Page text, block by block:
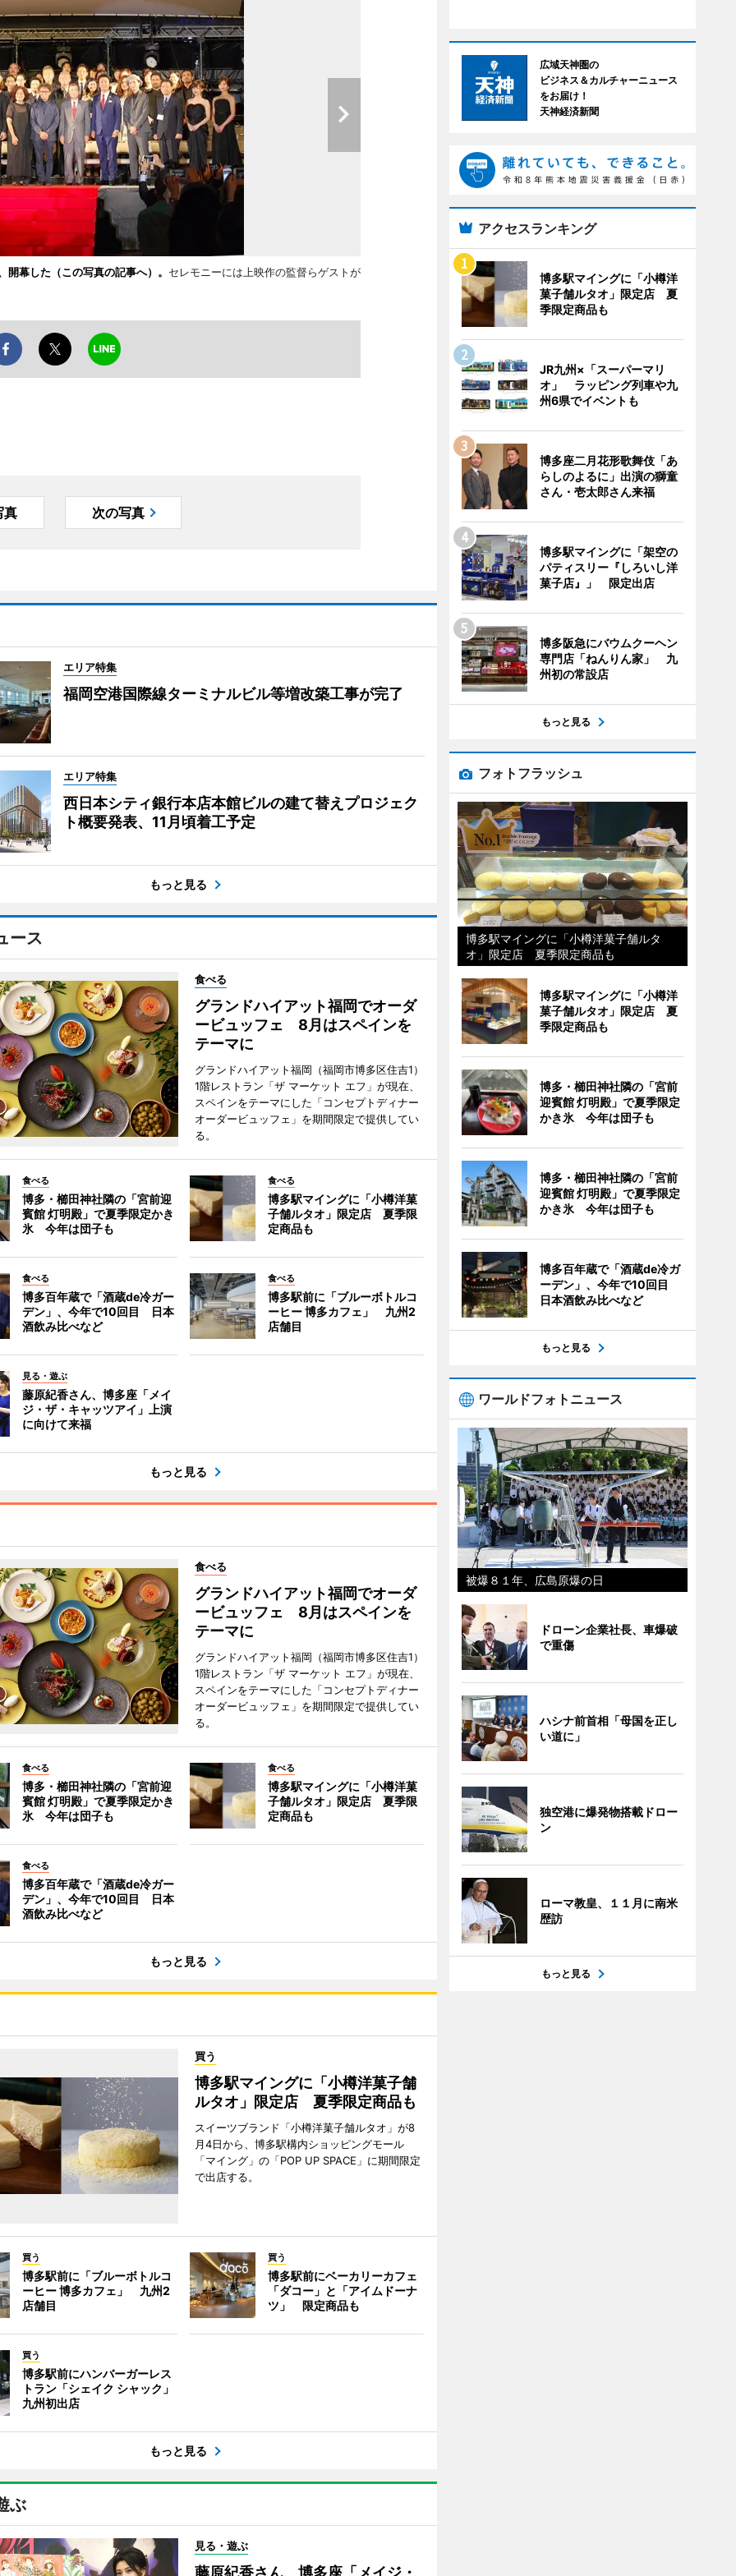
幕した（この写真の記事へ）。 セレモニーには上映作の監督らゲストが
真 次の写真
エリア特集
福岡空港国際線ターミナルビル等増改築工事が完了
エリア特集
西日本シティ銀行本店本館ビルの建て替えプロジェク
ト概要発表、11月頃着工予定
もっと見る
ース
食べる
グランドハイアット福岡でオーダ
ービュッフェ 8月はスペインを
テーマに
グランドハイアット福岡（福岡市博多区住吉1）
1階レストラン「ザ マーケット エフ」が現在、
スペインをテーマにした「コンセプトディナー
オーダービュッフェ」を期間限定で提供してい
る。
食べる
博多・櫛田神社隣の「宮前迎
賓館 灯明殿」で夏季限定かき
氷 今年は団子も
食べる
博多駅マイングに「小樽洋菓
子舗ルタオ」限定店 夏季限
定商品も
食べる
博多百年蔵で「酒蔵de冷ガー
デン」、今年で10回目 日本
酒飲み比べなど
食べる
博多駅前に「ブルーボトルコ
ーヒー 博多カフェ」 九州2
店舗目
見る・遊ぶ
藤原紀香さん、博多座「メイ
ジ・ザ・キャッツアイ」上演
に向けて来福
もっと見る
食べる
グランドハイアット福岡でオーダ
ービュッフェ 8月はスペインを
テーマに
グランドハイアット福岡（福岡市博多区住吉1）
1階レストラン「ザ マーケット エフ」が現在、
スペインをテーマにした「コンセプトディナー
オーダービュッフェ」を期間限定で提供してい
る。
食べる
博多・櫛田神社隣の「宮前迎
賓館 灯明殿」で夏季限定かき
氷 今年は団子も
食べる
博多駅マイングに「小樽洋菓
子舗ルタオ」限定店 夏季限
定商品も
食べる
博多百年蔵で「酒蔵de冷ガー
デン」、今年で10回目 日本
酒飲み比べなど
もっと見る
買う
博多駅マイングに「小樽洋菓子舗
ルタオ」限定店 夏季限定商品も
スイーツブランド「小樽洋菓子舗ルタオ」が8
月4日から、博多駅構内ショッピングモール
「マイング」の「POP UP SPACE」に期間限定
で出店する。
買う
博多駅前に「ブルーボトルコ
ーヒー 博多カフェ」 九州2
店舗目
買う
博多駅前にベーカリーカフェ
「ダコー」と「アイムドーナ
ツ」 限定商品も
買う
博多駅前にハンバーガーレス
トラン「シェイク シャック」
九州初出店
もっと見る
ぶ
見る・遊ぶ
藤原紀香さん、博多座「メイジ・
広域天神圏の
ビジネス＆カルチャーニュース
をお届け！
天神経済新聞
アクセスランキング
博多駅マイングに「小樽洋
菓子舗ルタオ」限定店 夏
季限定商品も
JR九州×「スーパーマリ
オ」 ラッピング列車や九
州6県でイベントも
博多座二月花形歌舞伎「あ
らしのよるに」出演の獅童
さん・壱太郎さん来福
博多駅マイングに「架空の
パティスリー『しろいし洋
菓子店』」 限定出店
博多阪急にバウムクーヘン
専門店「ねんりん家」 九
州初の常設店
もっと見る
フォトフラッシュ
博多駅マイングに「小樽洋菓子舗ルタ
オ」限定店 夏季限定商品も
博多駅マイングに「小樽洋
菓子舗ルタオ」限定店 夏
季限定商品も
博多・櫛田神社隣の「宮前
迎賓館 灯明殿」で夏季限定
かき氷 今年は団子も
博多・櫛田神社隣の「宮前
迎賓館 灯明殿」で夏季限定
かき氷 今年は団子も
博多百年蔵で「酒蔵de冷ガ
ーデン」、今年で10回目
日本酒飲み比べなど
もっと見る
ワールドフォトニュース
被爆８１年、広島原爆の日
ドローン企業社長、車爆破
で重傷
ハシナ前首相「母国を正し
い道に」
独空港に爆発物搭載ドロー
ン
ローマ教皇、１１月に南米
歴訪
もっと見る